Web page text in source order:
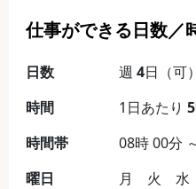
仕事ができる日数／
日数 週4日（可）
時間
1日あたり5
時間帯
08時 00分
曜日
月 火